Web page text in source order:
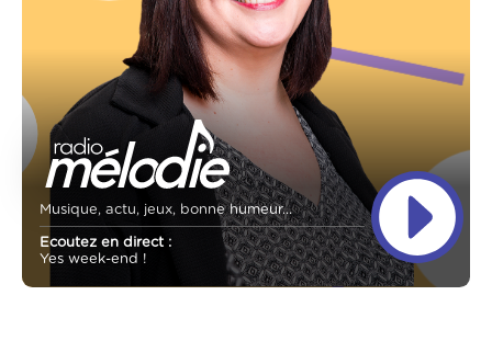
Musique, actu, jeux, bonne humeur...
Ecoutez en direct :
Yes week-end !